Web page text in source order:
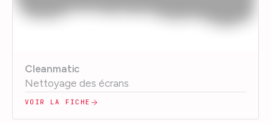
Cleanmatic
Nettoyage des écrans
VOIR LA FICHE